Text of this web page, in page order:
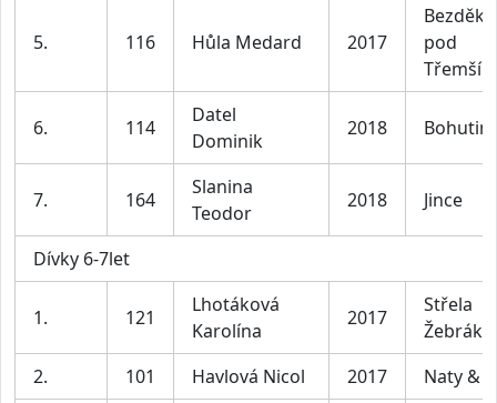
5. 116 Hůla Medard 2017
pod
6. 114
Datel
Dominik
2018 Bohutin
7. 164
Slanina
Teodor
2018 Jince
Dívky 6-7let
1. 121
Lhotáková
Karolína
2017
Střela
Žebrák
2.
101 Havlová Nicol 2017 Naty &